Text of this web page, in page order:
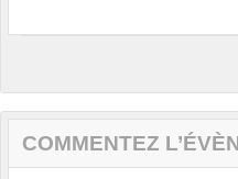
COMMENTEZ